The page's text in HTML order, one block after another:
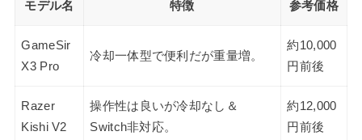
モデル名 特徴 参考価格
GameSir
X3 Pro
冷却一体型で便利だが重量増。
約10,000
円前後
Razer
Kishi V2
操作性は良いが冷却なし＆
Switch非対応。
約12,000
円前後